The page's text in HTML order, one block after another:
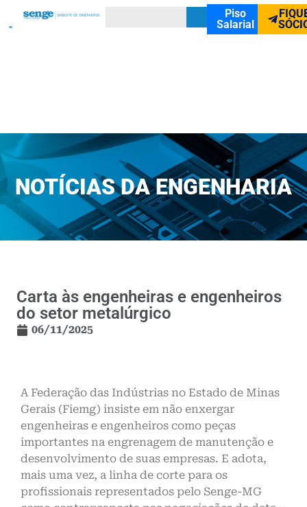
Piso
Salarial
NOTÍCIAS DA ENGENHARIA
Carta às engenheiras e engenheiros
do setor metalúrgico
06/11/2025
A Federação das Indústrias no Estado de Minas
Gerais (Fiemg) insiste em não enxergar
engenheiras e engenheiros como peças
importantes na engrenagem de manutenção e
desenvolvimento de suas empresas. E adota,
mais uma vez, a linha de corte para os
profissionais representados pelo Senge-MG